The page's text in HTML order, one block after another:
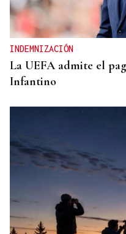
INDEMNIZACIÓN
La UEFA admite el
Infantino